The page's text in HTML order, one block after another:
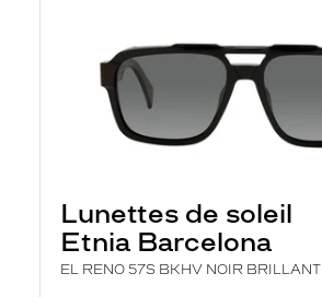
Lunettes de soleil
Etnia Barcelona
EL RENO 57S BKHV NOIR BRILLANT